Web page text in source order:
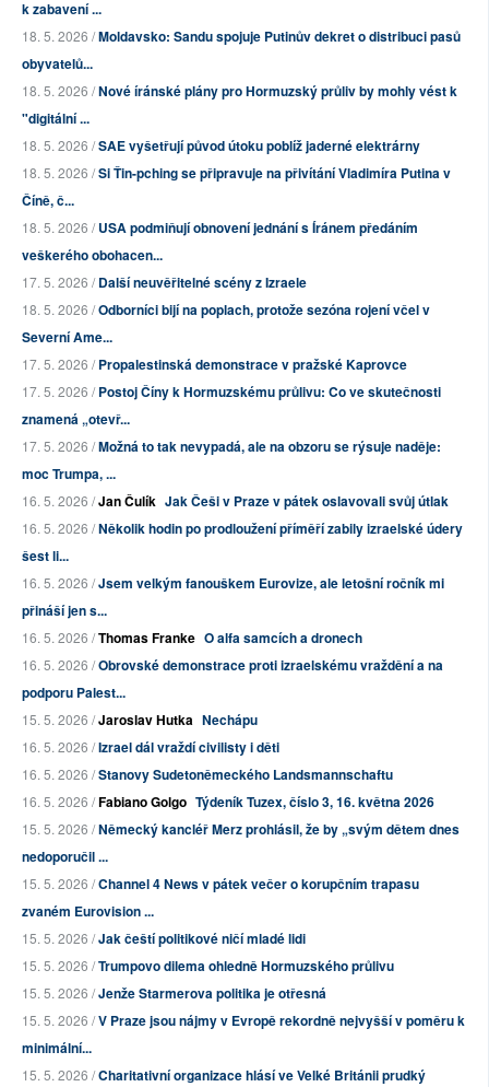
k zabavení ...
18. 5. 2026 /Moldavsko: Sandu spojuje Putinův dekret o distribuci pasů
obyvatelů...
18. 5. 2026 /Nové íránské plány pro Hormuzský průliv by mohly vést k
"digitální ...
18. 5. 2026 /SAE vyšetřují původ útoku poblíž jaderné elektrárny
18. 5. 2026 /Si Ťin-pching se připravuje na přivítání Vladimíra Putina v
Číně, č...
18. 5. 2026 /USA podmiňují obnovení jednání s Íránem předáním
veškerého obohacen...
17. 5. 2026 /Další neuvěřitelné scény z Izraele
18. 5. 2026 /Odborníci bijí na poplach, protože sezóna rojení včel v
Severní Ame...
17. 5. 2026 /Propalestinská demonstrace v pražské Kaprovce
17. 5. 2026 /Postoj Číny k Hormuzskému průlivu: Co ve skutečnosti
znamená „otevř...
17. 5. 2026 /Možná to tak nevypadá, ale na obzoru se rýsuje naděje:
moc Trumpa, ...
16. 5. 2026 /Jan Čulík Jak Češi v Praze v pátek oslavovali svůj útlak
16. 5. 2026 /Několik hodin po prodloužení příměří zabily izraelské údery
šest li...
16. 5. 2026 /Jsem velkým fanouškem Eurovize, ale letošní ročník mi
přináší jen s...
16. 5. 2026 /Thomas Franke O alfa samcích a dronech
16. 5. 2026 /Obrovské demonstrace proti izraelskému vraždění a na
podporu Palest...
15. 5. 2026 /Jaroslav Hutka Nechápu
16. 5. 2026 /Izrael dál vraždí civilisty i děti
16. 5. 2026 /Stanovy Sudetoněmeckého Landsmannschaftu
16. 5. 2026 /Fabiano Golgo Týdeník Tuzex, číslo 3, 16. května 2026
15. 5. 2026 /Německý kancléř Merz prohlásil, že by „svým dětem dnes
nedoporučil ...
15. 5. 2026 /Channel 4 News v pátek večer o korupčním trapasu
zvaném Eurovision ...
15. 5. 2026 /Jak čeští politikové ničí mladé lidi
15. 5. 2026 /Trumpovo dilema ohledně Hormuzského průlivu
15. 5. 2026 /Jenže Starmerova politika je otřesná
15. 5. 2026 /V Praze jsou nájmy v Evropě rekordně nejvyšší v poměru k
minimální...
15. 5. 2026 /Charitativní organizace hlásí ve Velké Británii prudký